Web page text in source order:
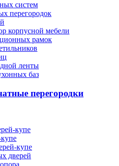
систем
перегородок
корпусной мебели
рамок
ленты
баз
перегородки
купе
купе
дверей